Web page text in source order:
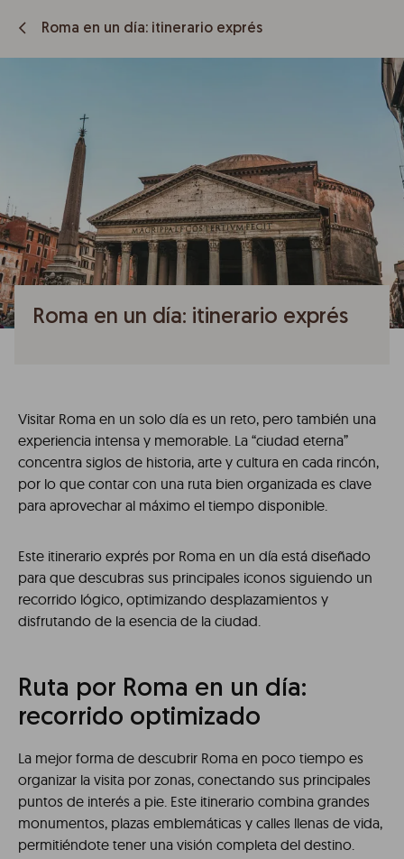
Roma en un día: itinerario exprés
Roma en un día: itinerario exprés
Visitar Roma en un solo día es un reto, pero también una
experiencia intensa y memorable. La “ciudad eterna”
concentra siglos de historia, arte y cultura en cada rincón,
por lo que contar con una ruta bien organizada es clave
para aprovechar al máximo el tiempo disponible.
Este itinerario exprés por Roma en un día está diseñado
para que descubras sus principales iconos siguiendo un
recorrido lógico, optimizando desplazamientos y
disfrutando de la esencia de la ciudad.
Ruta por Roma en un día:
recorrido optimizado
La mejor forma de descubrir Roma en poco tiempo es
organizar la visita por zonas, conectando sus principales
puntos de interés a pie. Este itinerario combina grandes
monumentos, plazas emblemáticas y calles llenas de vida,
permitiéndote tener una visión completa del destino.